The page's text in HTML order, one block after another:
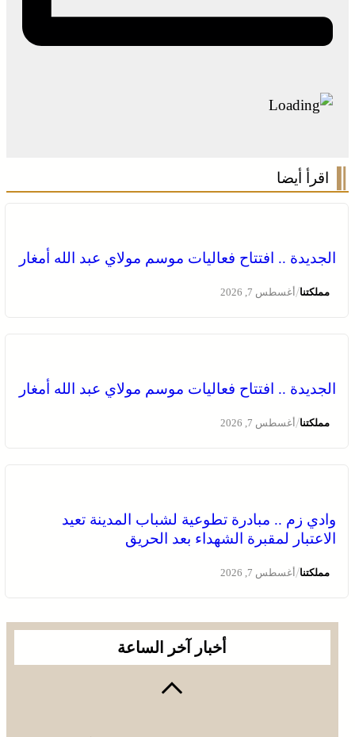
اقرأ أيضا
الجديدة .. افتتاح فعاليات موسم مولاي عبد الله أمغار
مملكتنا/أغسطس 7, 2026
الجديدة .. افتتاح فعاليات موسم مولاي عبد الله أمغار
مملكتنا/أغسطس 7, 2026
وادي زم .. مبادرة تطوعية لشباب المدينة تعيد
الاعتبار لمقبرة الشهداء بعد الحريق
مملكتنا/أغسطس 7, 2026
أخبار آخر الساعة
الجديدة .. افتتاح فعاليات موسم مولاي عبد الله أمغار